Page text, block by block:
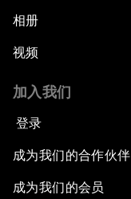
相册
视频
加入我们
登录
成为我们的合作伙伴
成为我们的会员